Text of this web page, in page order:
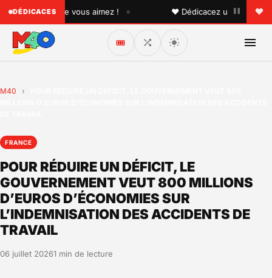
DÉDICACESque vous aimez ! • ♥ Dédicacez un titre à vos
🎟️
M40 ›
FRANCE
POUR RÉDUIRE UN DÉFICIT, LE
GOUVERNEMENT VEUT 800 MILLIONS
D’EUROS D’ÉCONOMIES SUR
L’INDEMNISATION DES ACCIDENTS DE
TRAVAIL
06 juillet 20261 min de lecture